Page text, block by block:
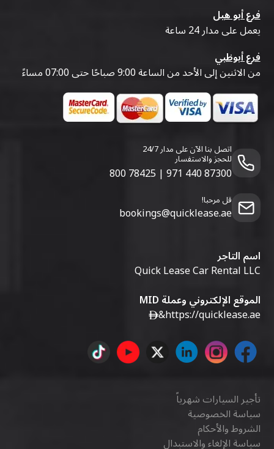
فرع أبو هيل
يعمل على مدار 24 ساعة
فرع أبوظبي
من الاثنين إلى الأحد من الساعة 9:00 صباحًا حتى 07:00 مساءً
اتصل بنا الآن على مدار 24/7
للحجز والاستفسار
800 78425 | 971 440 87300
قل مرحبا!
bookings@quicklease.ae
اسم التاجر
Quick Lease Car Rental LLC
الموقع الإلكتروني وعملة MID
https://quicklease.ae
&
تأجير السيارات شهرياً
سياسة الخصوصية
الشروط والأحكام
سياسة الإلغاء والاستبدال